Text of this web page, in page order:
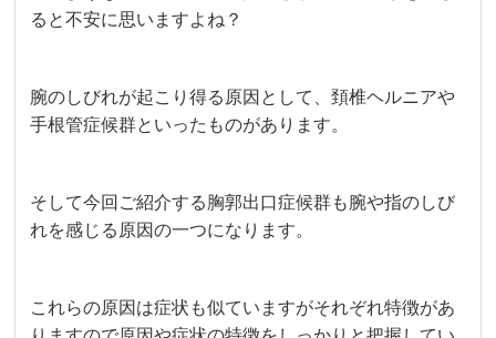
ると不安に思いますよね？
腕のしびれが起こり得る原因として、頚椎ヘルニアや
手根管症候群といったものがあります。
そして今回ご紹介する胸郭出口症候群も腕や指のしび
れを感じる原因の一つになります。
これらの原因は症状も似ていますがそれぞれ特徴があ